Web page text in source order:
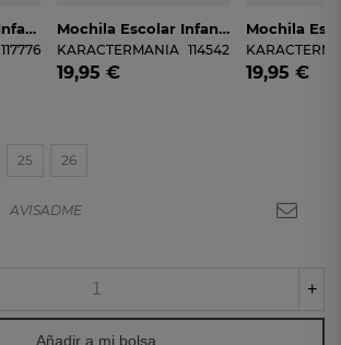
Bolso Bandolera Infantil KARACTERMANIA 09218 Lilo & Stitch
117776
Mochila Escolar Infantil KARACTERMANIA 06780 Wish
KARACTERMANIA 114542
19,95 € 19,95 €
25 26
AVISADME
+
Añadir a mi bolsa